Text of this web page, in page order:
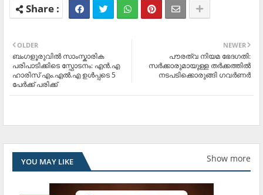
NEWER
പൗരത്വ നിയമ ഭേദഗതി:
സര്‍ക്കാരുമായുള്ള തര്‍ക്കത്തില്‍
നടപടിക്കൊരുങ്ങി ഗവര്‍ണര്‍
OLDER
ബംഗളൂരുവിൽ സാംസ്കാരിക
പരിപാടിക്കിടെ സ്ഫോടനം: എൻ.എ
ഹാരിസ് എം.എൽ.എ ഉൾപ്പടെ 5
പേർക്ക് പരിക്ക്
YOU MAY LIKE Show more